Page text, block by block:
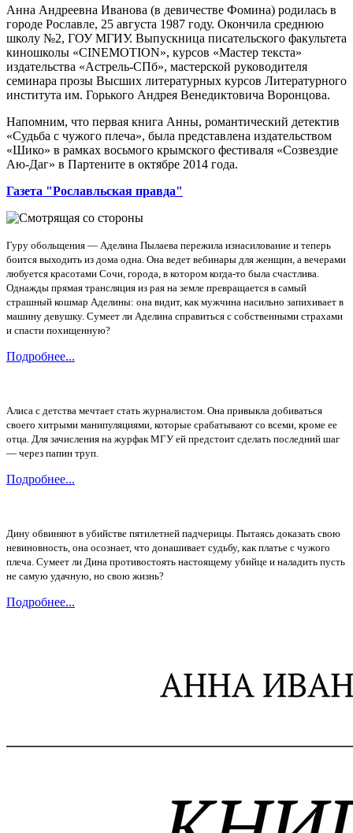
Анна Андреевна Иванова (в девичестве Фомина) родилась в
городе Рославле, 25 августа 1987 году. Окончила среднюю
школу №2, ГОУ МГИУ. Выпускница писательского факультета
киношколы «CINEMOTION», курсов «Мастер текста»
издательства «Астрель-СПб», мастерской руководителя
семинара прозы Высших литературных курсов Литературного
института им. Горького Андрея Венедиктовича Воронцова.
Напомним, что первая книга Анны, романтический детектив
«Судьба с чужого плеча», была представлена издательством
«Шико» в рамках восьмого крымского фестиваля «Созвездие
Аю-Даг» в Партените в октябре 2014 года.
Газета "Рославльская правда"
Гуру обольщения — Аделина Пылаева пережила изнасилование и теперь
боится выходить из дома одна. Она ведет вебинары для женщин, а вечерами
любуется красотами Сочи, города, в котором когда-то была счастлива.
Однажды прямая трансляция из рая на земле превращается в самый
страшный кошмар Аделины: она видит, как мужчина насильно запихивает в
машину девушку. Сумеет ли Аделина справиться с собственными страхами
и спасти похищенную?
Подробнее...
Алиса с детства мечтает стать журналистом. Она привыкла добиваться
своего хитрыми манипуляциями, которые срабатывают со всеми, кроме ее
отца. Для зачисления на журфак МГУ ей предстоит сделать последний шаг
— через папин труп.
Подробнее...
Дину обвиняют в убийстве пятилетней падчерицы. Пытаясь доказать свою
невиновность, она осознает, что донашивает судьбу, как платье с чужого
плеча. Сумеет ли Дина противостоять настоящему убийце и наладить пусть
не самую удачную, но свою жизнь?
Подробнее...